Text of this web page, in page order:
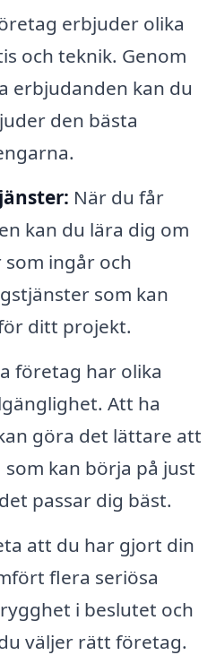
erbjuder olika
och teknik. Genom
erbjudanden kan du
den bästa
När du får
kan du lära dig om
ingår och
som kan
ditt projekt.
företag har olika
Att ha
göra det lättare att
kan börja på just
passar dig bäst.
att du har gjort din
flera seriösa
i beslutet och
väljer rätt företag.